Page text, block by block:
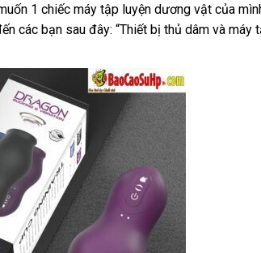
1 chiếc máy tập luyện dương vật đăng
ký
của
kho
các bạn nhận
sau đây: “Thiết bị thủ dâm phân
và máy